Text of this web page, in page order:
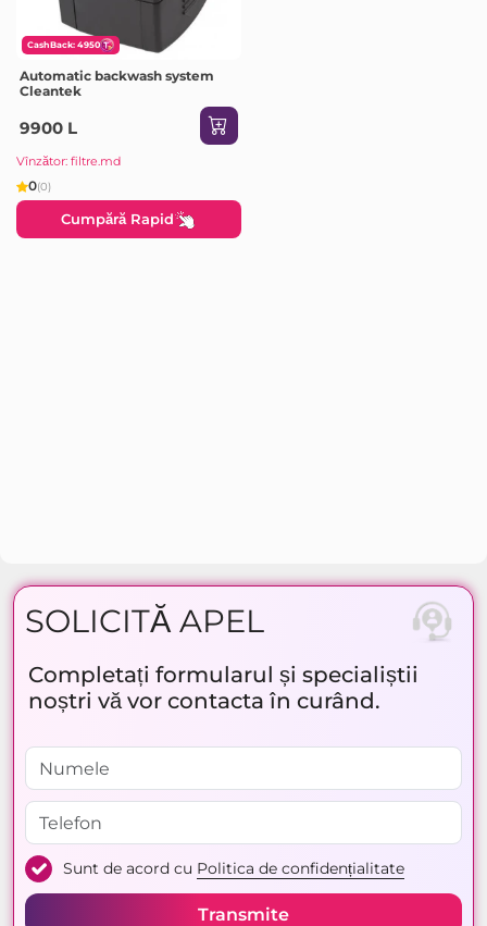
CashBack: 4950
Automatic backwash system
Cleantek
9900 L
Vînzător: filtre.md
0(0)
Cumpără Rapid
SOLICITĂ APEL
Completați formularul și specialiștii
noștri vă vor contacta în curând.
Sunt de acord cu Politica de confidențialitate
Transmite